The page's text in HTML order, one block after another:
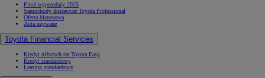
Finał wyprzedaży 2025
Samochody dostawcze Toyota Professional
Oferta biznesowa
Auta używane
Toyota Financial Services
Kredyt niższych rat Toyota Easy
Kredyt standardowy
Leasing standardowy